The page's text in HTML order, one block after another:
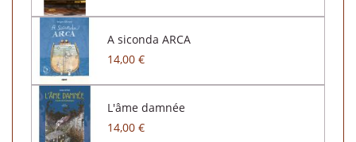
A siconda ARCA
14,00 €
L'âme damnée
14,00 €